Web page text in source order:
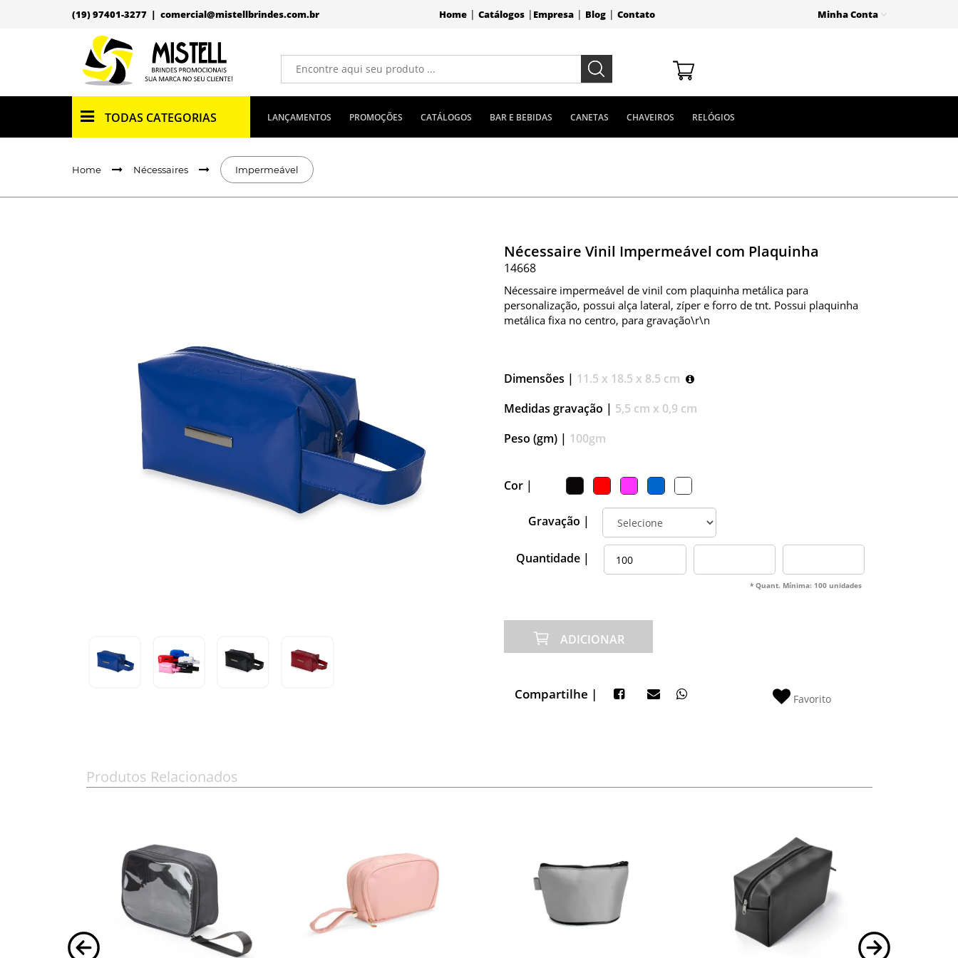
(19) 97401-3277 | comercial@mistellbrindes.com.br Home| Catálogos| Empresa| Blog| Contato Minha Conta
TODAS CATEGORIAS LANÇAMENTOS PROMOÇÕES CATÁLOGOS BAR E BEBIDAS CANETAS CHAVEIROS RELÓGIOS
Home Nécessaires Impermeável
Nécessaire Vinil Impermeável com Plaquinha
14668
Nécessaire impermeável de vinil com plaquinha metálica para
personalização, possui alça lateral, zíper e forro de tnt. Possui plaquinha
metálica fixa no centro, para gravação\r\n
Dimensões | 11.5 x 18.5 x 8.5 cm
Medidas gravação | 5,5 cm x 0,9 cm
Peso (gm) | 100gm
Cor |
Gravação |
Quantidade |
* Quant. Mínima: 100 unidades
ADICIONAR
Compartilhe | Favorito
Produtos Relacionados